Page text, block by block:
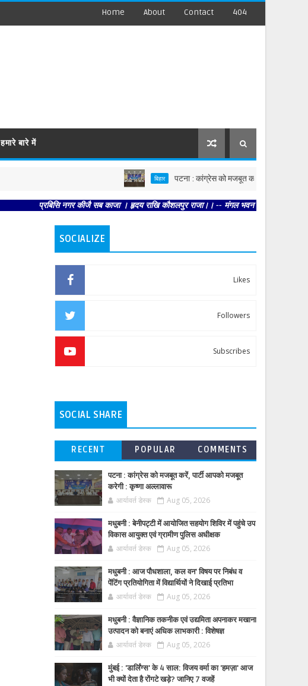
Home About Contact 404
हमारे बारे में
बिहार पटना : कांग्रेस को मजबूत करें, पार्टी आपको मजबूत करेगी :
प्रबिसि नगर कीजै सब काजा । हृदय राखि कौशलपुर राजा।। -- मंगल भवन अमंगल हारी। द्रवहु
SOCIALIZE
Likes
Followers
Subscribes
SOCIAL SHARE
RECENT POPULAR COMMENTS
पटना : कांग्रेस को मजबूत करें, पार्टी आपको मजबूत
करेगी : कृष्णा अल्लावारू
आर्यावर्त डेस्क Aug 05, 2026
मधुबनी : बेनीपट्टी में आयोजित सहयोग शिविर में पहुंचे उप
विकास आयुक्त एवं ग्रामीण पुलिस अधीक्षक
आर्यावर्त डेस्क Aug 05, 2026
मधुबनी : आज पौधशाला, कल वन' विषय पर निबंध व
पेंटिंग प्रतियोगिता में विद्यार्थियों ने दिखाई प्रतिभा
आर्यावर्त डेस्क Aug 05, 2026
मधुबनी : वैज्ञानिक तकनीक एवं उद्यमिता अपनाकर मखाना
उत्पादन को बनाएं अधिक लाभकारी : विशेषज्ञ
आर्यावर्त डेस्क Aug 05, 2026
मुंबई : 'डार्लिंग्स' के 4 साल: विजय वर्मा का 'हमज़ा' आज
भी क्यों देता है रोंगटे खड़े? जानिए 7 वजहें